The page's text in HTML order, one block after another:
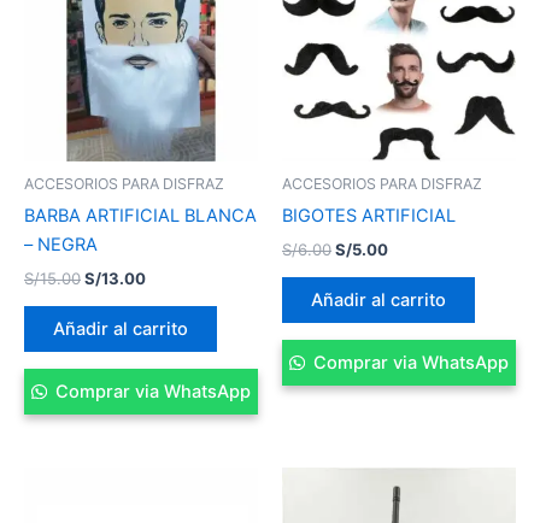
ACCESORIOS PARA DISFRAZ
BARBA ARTIFICIAL BLANCA
– NEGRA
S/15.00
S/15.00.
S/13.00
S/13.00.
Añadir al carrito
Comprar via WhatsApp
ACCESORIOS PARA DISFRAZ
BIGOTES ARTIFICIAL
S/6.00
S/6.00.
S/5.00
S/5.00.
Añadir al carrito
Comprar via WhatsApp